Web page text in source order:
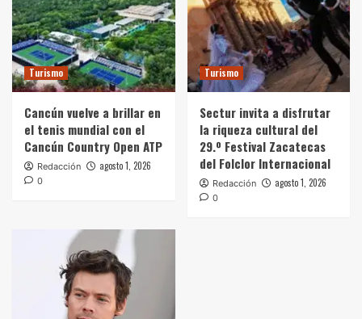
Turismo
Cancún vuelve a brillar en
el tenis mundial con el
Cancún Country Open ATP
Redacción agosto 1, 2026
0
Turismo
Sectur invita a disfrutar
la riqueza cultural del
29.º Festival Zacatecas
del Folclor Internacional
Redacción agosto 1, 2026
0